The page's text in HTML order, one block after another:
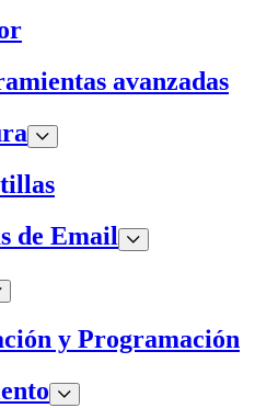
avanzadas
de Email
y Programación